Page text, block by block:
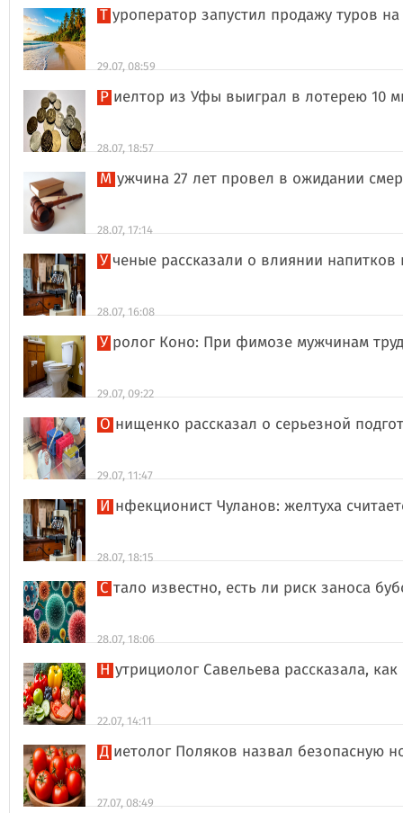
Туроператор запустил продажу туров
29.07, 08:59
Риелтор из Уфы выиграл в лотерею 10
28.07, 18:57
Мужчина 27 лет провел в ожидании
28.07, 17:14
Ученые рассказали о влиянии
28.07, 16:08
Уролог Коно: При фимозе мужчинам
29.07, 09:22
Онищенко рассказал о серьезной
29.07, 11:47
Инфекционист Чуланов: желтуха
28.07, 18:15
Стало известно, есть ли риск заноса
28.07, 18:06
Нутрициолог Савельева рассказала,
22.07, 14:11
Диетолог Поляков назвал безопасную
27.07, 08:49